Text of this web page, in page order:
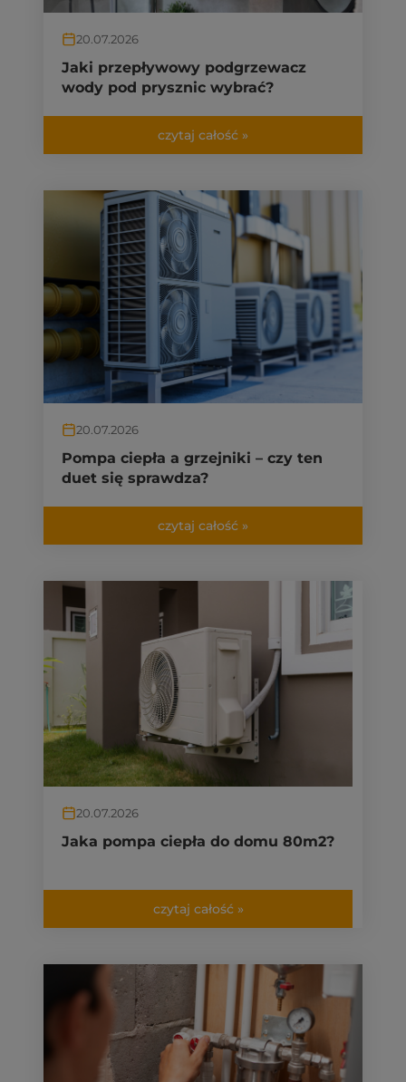
20.07.2026
Jaki przepływowy podgrzewacz
wody pod prysznic wybrać?
czytaj całość »
20.07.2026
Pompa ciepła a grzejniki – czy ten
duet się sprawdza?
czytaj całość »
20.07.2026
Jaka pompa ciepła do domu 80m2?
czytaj całość »